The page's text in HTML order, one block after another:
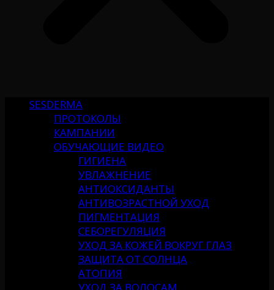
SESDERMA
ПРОТОКОЛЫ
КАМПАНИИ
ОБУЧАЮЩИЕ ВИДЕО
ГИГИЕНА
УВЛАЖНЕНИЕ
АНТИОКСИДАНТЫ
АНТИВОЗРАСТНОЙ УХОД
ПИГМЕНТАЦИЯ
СЕБОРЕГУЛЯЦИЯ
УХОД ЗА КОЖЕЙ ВОКРУГ ГЛАЗ
ЗАЩИТА ОТ СОЛНЦА
АТОПИЯ